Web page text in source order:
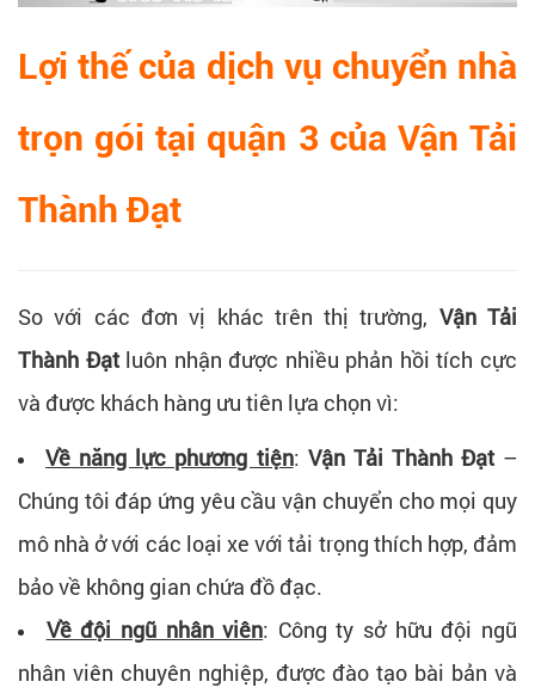
Lợi thế của dịch vụ chuyển nhà
trọn gói tại quận 3 của Vận Tải
Thành Đạt
So với các đơn vị khác trên thị trường, Vận Tải
Thành Đạtluôn nhận được nhiều phản hồi tích cực
và được khách hàng ưu tiên lựa chọn vì:
Về năng lực phương tiện: Vận Tải Thành Đạt –
Chúng tôi đáp ứng yêu cầu vận chuyển cho mọi quy
mô nhà ở với các loại xe với tải trọng thích hợp, đảm
bảo về không gian chứa đồ đạc.
Về đội ngũ nhân viên: Công ty sở hữu đội ngũ
nhân viên chuyên nghiệp, được đào tạo bài bản và